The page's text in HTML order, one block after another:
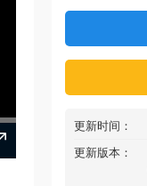
更新时间：
更新版本：